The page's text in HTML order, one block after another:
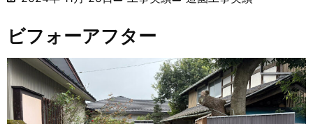
ビフォーアフター